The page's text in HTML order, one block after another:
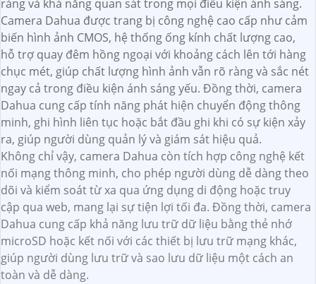
ràng và khả năng quan sát trong mọi điều kiện ánh sáng.
Camera Dahua được trang bị công nghệ cao cấp như cảm
biến hình ảnh CMOS, hệ thống ống kính chất lượng cao,
hỗ trợ quay đêm hồng ngoại với khoảng cách lên tới hàng
chục mét, giúp chất lượng hình ảnh vẫn rõ ràng và sắc nét
ngay cả trong điều kiện ánh sáng yếu. Đồng thời, camera
Dahua cung cấp tính năng phát hiện chuyển động thông
minh, ghi hình liên tục hoặc bắt đầu ghi khi có sự kiện xảy
ra, giúp người dùng quản lý và giám sát hiệu quả.
Không chỉ vậy, camera Dahua còn tích hợp công nghệ kết
nối mạng thông minh, cho phép người dùng dễ dàng theo
dõi và kiểm soát từ xa qua ứng dụng di động hoặc truy
cập qua web, mang lại sự tiện lợi tối đa. Đồng thời, camera
Dahua cung cấp khả năng lưu trữ dữ liệu bằng thẻ nhớ
microSD hoặc kết nối với các thiết bị lưu trữ mạng khác,
giúp người dùng lưu trữ và sao lưu dữ liệu một cách an
toàn và dễ dàng.